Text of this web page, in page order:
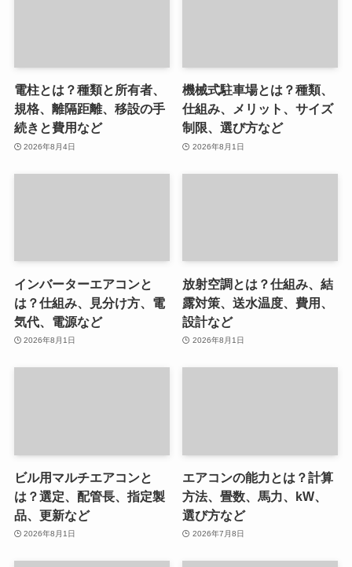
電柱とは？種類と所有者、
規格、離隔距離、移設の手
続きと費用など
2026年8月4日
機械式駐車場とは？種類、
仕組み、メリット、サイズ
制限、選び方など
2026年8月1日
インバーターエアコンと
は？仕組み、見分け方、電
気代、電源など
2026年8月1日
放射空調とは？仕組み、結
露対策、送水温度、費用、
設計など
2026年8月1日
ビル用マルチエアコンと
は？選定、配管長、指定製
品、更新など
2026年8月1日
エアコンの能力とは？計算
方法、畳数、馬力、kW、
選び方など
2026年7月8日